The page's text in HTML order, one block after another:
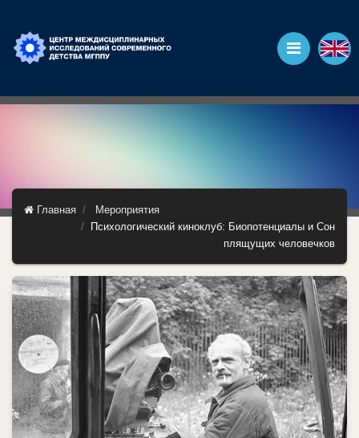
Главная
Мероприятия
Психологический киноклуб: Биопотенциалы и Сон
плящущих человечков